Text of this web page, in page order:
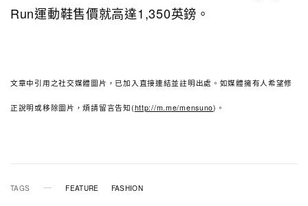
Run運動鞋售價就高達1,350英鎊。
文章中引用之社交媒體圖片，已加入直接連結並註明出處。如媒體擁有人希望修
正說明或移除圖片，煩請留言告知(http://m.me/mensuno)。
TAGS FEATURE FASHION